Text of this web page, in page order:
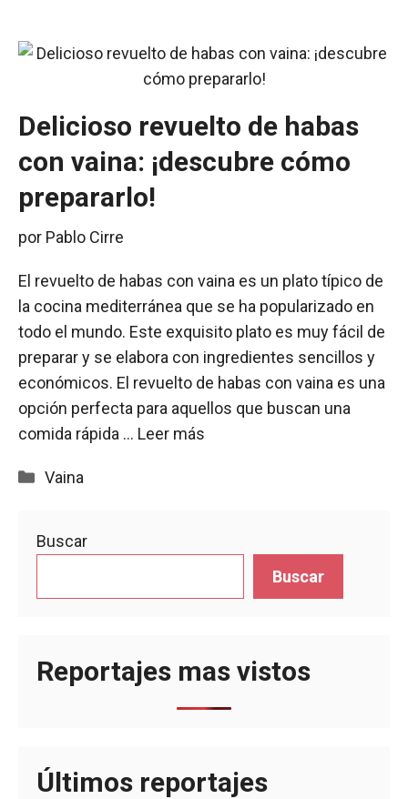
Delicioso revuelto de habas
con vaina: ¡descubre cómo
prepararlo!
por Pablo Cirre
El revuelto de habas con vaina es un plato típico de
la cocina mediterránea que se ha popularizado en
todo el mundo. Este exquisito plato es muy fácil de
preparar y se elabora con ingredientes sencillos y
económicos. El revuelto de habas con vaina es una
opción perfecta para aquellos que buscan una
comida rápida … Leer más
Categorías
Vaina
Buscar
Buscar
Reportajes mas vistos
Últimos reportajes